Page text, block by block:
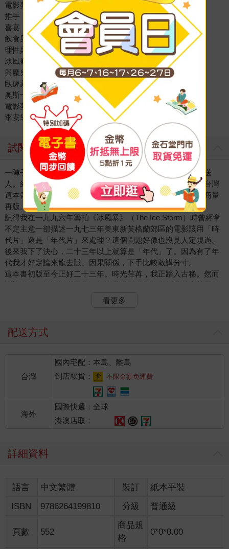
電影夢．生命
推手
喜宴
飲食男女
理性與感性
冰風暴
與魔鬼共騎
臥虎藏龍
奧斯卡
電影夢
李安導演作品年表
試閱
一陣子前，姪兒小宏想買一本《十年一覺電影夢》請我簽名送
人。結果他跑了好幾家書店都找不到，我才注意到，其實在台灣
這本書很久都沒得賣了。於是我和助理李良山聯絡時報出版商量
再版。
記得我在一九九六年籌拍《冰風暴》（The Ice Storm）時曾經拿
不定主意一部描述一九七三年美東新英格蘭郊區的電影該用「時
代片」還是「年代片」來處理？這個問題好像也沒見人定規過。
後來我下了決心，二十三年以上就算是「年代」了。因為有了年
代我才好定論來龍去脈、因果關係，下手比較敢講分寸。
這本書初版至今正好二十三年。時光荏苒，我正踏入古稀。然而
慚愧得很，別說清晰因果，無論是電影還是人生倒是越來越困惑
Mountain）、《色，戒》、《胡士托風雲》（Taking
殺手》（Gemini Man）。在這之後，我又如同回到學校畢業後那
樣，一籌莫展的窩居了六年。
在書中所述的電影生涯前十年的基礎上，這二十多年間，我接觸
到片廠大製作及其運作，視覺效果／藝術，體驗並開發電影更廣
大的可能性。這其中包括工業及創作、發行生態、製作手法、跨
國合作、藝術與人文反應等種種。我觸碰到一些更大的禁忌
得許多野心與好奇心的滿足。我得了一些金馬、金獅、金像以及
Rate（高幀率）、高反差高亮度，立體清晰如真似幻沉浸的影
不解卻又心馳神迷，不可承受。我受到很多很重的修理，當然打
擊不輕，必得忍辱。然而我必須真誠面對，期望能夠建構新的夢
境。
比起前十年的電影生涯，我更成熟了，也開始衰老。比起年輕時
看更多
配送方式
台灣
國內宅配：本島、離島
到店取貨：
不限金額免運費
海外
國際快遞：全球
港澳店取：
詳細資料
語言 中文繁體 裝訂
紙本平裝
ISBN
9786264199810 分級 普通級
頁數 552
商品規
格
0*0*0.00